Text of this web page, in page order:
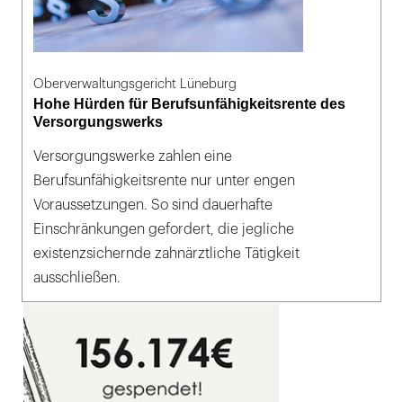
Oberverwaltungsgericht Lüneburg
Hohe Hürden für Berufsunfähigkeitsrente des
Versorgungswerks
Versorgungswerke zahlen eine
Berufsunfähigkeitsrente nur unter engen
Voraussetzungen. So sind dauerhafte
Einschränkungen gefordert, die jegliche
existenzsichernde zahnärztliche Tätigkeit
ausschließen.